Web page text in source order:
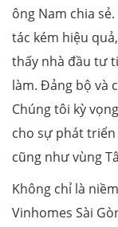
ông Nam chia
tác kém hiệu
thấy nhà đầu tư
làm. Đảng bộ và
Chúng tôi kỳ
cho sự phát triển
cũng như vùng
Không chỉ là
Vinhomes Sài